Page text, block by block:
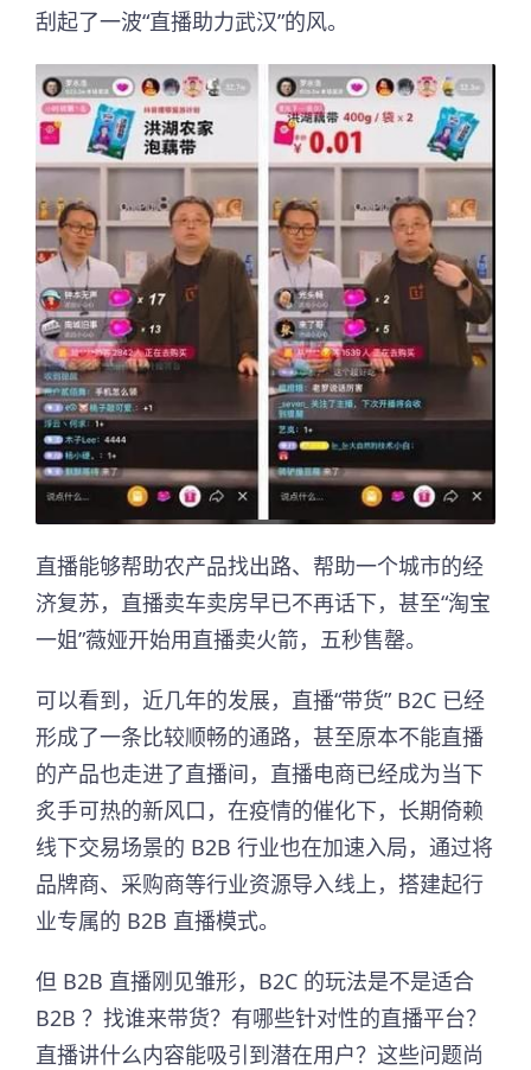
刮起了一波“直播助力武汉”的风。
直播能够帮助农产品找出路、帮助一个城市的经
济复苏，直播卖车卖房早已不再话下，甚至“淘宝
一姐”薇娅开始用直播卖火箭，五秒售罄。
可以看到，近几年的发展，直播“带货” B2C 已经
形成了一条比较顺畅的通路，甚至原本不能直播
的产品也走进了直播间，直播电商已经成为当下
炙手可热的新风口，在疫情的催化下，长期倚赖
线下交易场景的 B2B 行业也在加速入局，通过将
品牌商、采购商等行业资源导入线上，搭建起行
业专属的 B2B 直播模式。
但 B2B 直播刚见雏形，B2C 的玩法是不是适合
B2B ？找谁来带货？有哪些针对性的直播平台？
直播讲什么内容能吸引到潜在用户？这些问题尚